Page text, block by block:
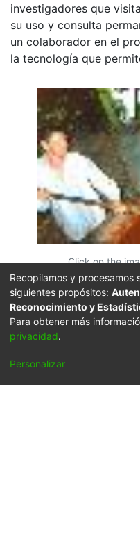
investigadores que
su uso y consulta
un colaborador en el
la tecnología que
Click on the
Citation
Giraldo Hoyos, S.
pequeña inclinación de
Biblioteca
URI
https://
Recopilamos y procesamos
siguientes propósitos:
Reconocimiento y
Para obtener más
privacidad.
Personalizar